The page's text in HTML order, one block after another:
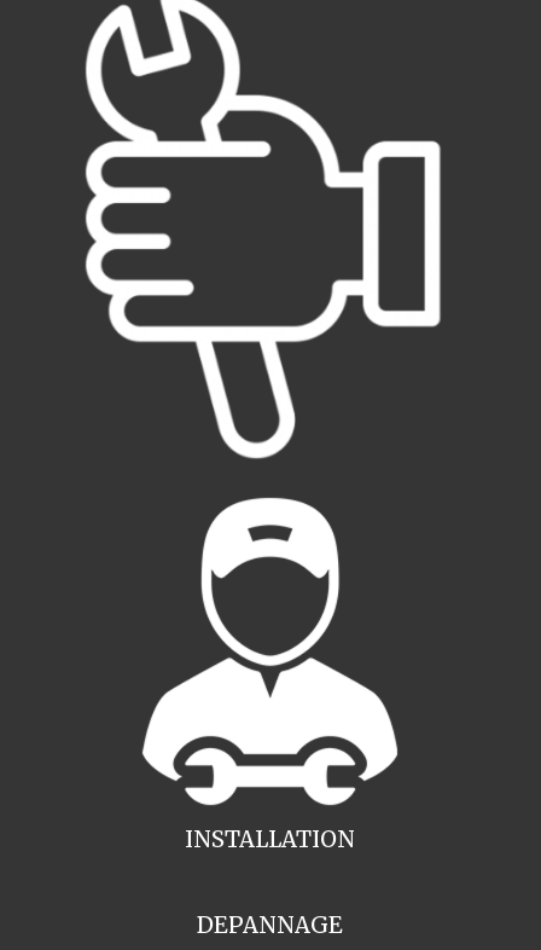
INSTALLATION
DEPANNAGE